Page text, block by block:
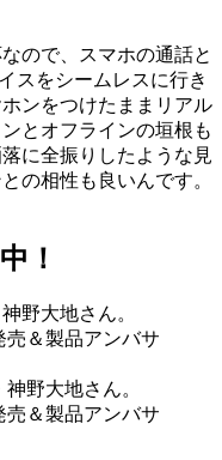
ので、スマホの通話と
スをシームレスに行き
ンをつけたままリアル
とオフラインの垣根も
に全振りしたような見
の相性も良いんです。
！
野大地さん。
売＆製品アンバサ